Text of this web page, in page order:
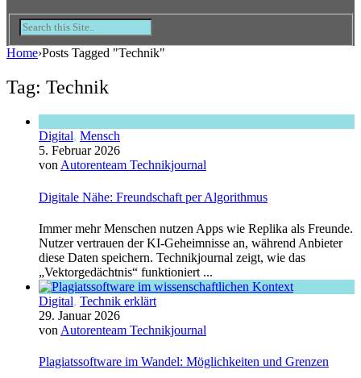
Home›Posts Tagged "Technik"
Tag: Technik
Digital, Mensch
5. Februar 2026
von Autorenteam Technikjournal
Digitale Nähe: Freundschaft per Algorithmus
Immer mehr Menschen nutzen Apps wie Replika als Freunde.
Nutzer vertrauen der KI-Geheimnisse an, während Anbieter
diese Daten speichern. Technikjournal zeigt, wie das
„Vektorgedächtnis“ funktioniert ...
Digital, Technik erklärt
29. Januar 2026
von Autorenteam Technikjournal
Plagiatssoftware im Wandel: Möglichkeiten und Grenzen